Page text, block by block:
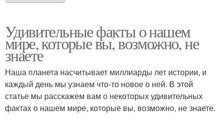
Удивительные факты о нашем
мире, которые вы, возможно, не
знаете
Наша планета насчитывает миллиарды лет истории, и
каждый день мы узнаем что-то новое о ней. В этой
статье мы расскажем вам о некоторых удивительных
фактах о нашем мире, которые вы, возможно, не знаете.